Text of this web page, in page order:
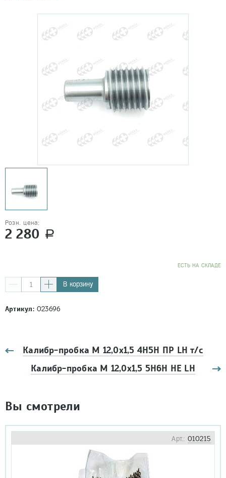
Розн. цена:
2 280 a
EСТЬ НА СКЛАДЕ
В корзину
Артикул:023696
Калибр-пробка М 12,0х1,5 4Н5Н ПР LH т/с
Калибр-пробка М 12,0х1,5 5Н6Н НЕ LH
Вы смотрели
Арт.: 010215